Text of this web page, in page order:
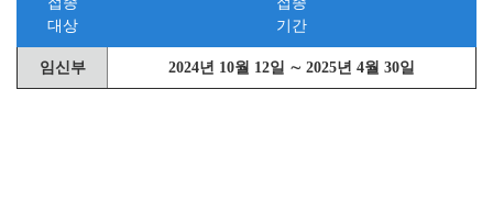
대상
기간
임신부 2024년 10월 12일 ∼ 2025년 4월 30일